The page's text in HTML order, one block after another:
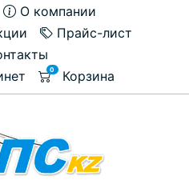
О компании
Прайс-лист
0 Корзина